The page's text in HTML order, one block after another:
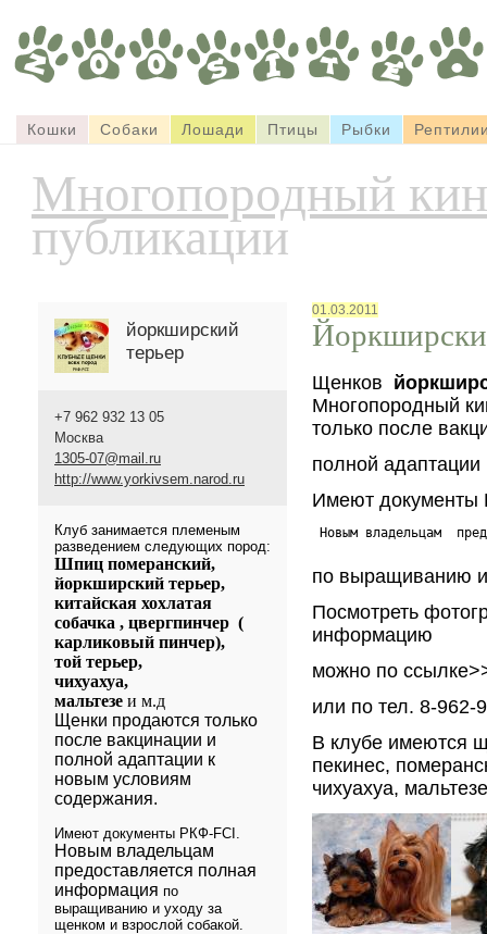
Кошки Собаки Лошади Птицы Рыбки
Многопородный
публикации
йоркширский
терьер
+7 962 932 13 05
Москва
1305-07@mail.ru
http://www.yorkivsem.narod.ru
Клуб занимается племеным
разведением следующих пород:
Шпиц померанский,
йоркширский терьер,
китайская хохлатая
собачка , цвергпинчер (
карликовый пинчер),
той терьер,
чихуахуа,
мальтезе и м.д
Щенки продаются только
после вакцинации и
полной адаптации к
новым условиям
содержания.
Имеют документы РКФ-FCI .
Новым владельцам
предоставляется полная
информация по
выращиванию и уходу за
щенком и взрослой собакой.
01.03.2011
Щенков
Многопородный
только после
полной
Имеют документы
Новым владельцам
по выращиванию и
Посмотреть
информацию
можно по
или по тел. 8-
В клубе имеются
пекинес,
чихуахуа,